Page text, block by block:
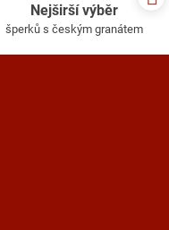
Nejširší výběr
šperků s českým granátem